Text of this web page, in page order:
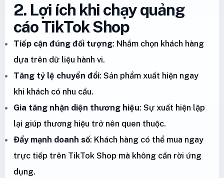
2. Lợi ích khi chạy quảng
cáo TikTok Shop
Tiếp cận đúng đối tượng: Nhắm chọn khách hàng
dựa trên dữ liệu hành vi.
Tăng tỷ lệ chuyển đổi: Sản phẩm xuất hiện ngay
khi khách có nhu cầu.
Gia tăng nhận diện thương hiệu: Sự xuất hiện lặp
lại giúp thương hiệu trở nên quen thuộc.
Đẩy mạnh doanh số: Khách hàng có thể mua ngay
trực tiếp trên TikTok Shop mà không cần rời ứng
dụng.